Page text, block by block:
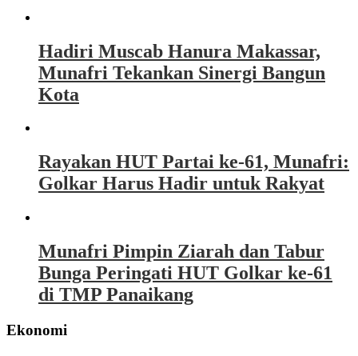
Hadiri Muscab Hanura Makassar,
Munafri Tekankan Sinergi Bangun
Kota
Rayakan HUT Partai ke-61, Munafri:
Golkar Harus Hadir untuk Rakyat
Munafri Pimpin Ziarah dan Tabur
Bunga Peringati HUT Golkar ke-61
di TMP Panaikang
Ekonomi